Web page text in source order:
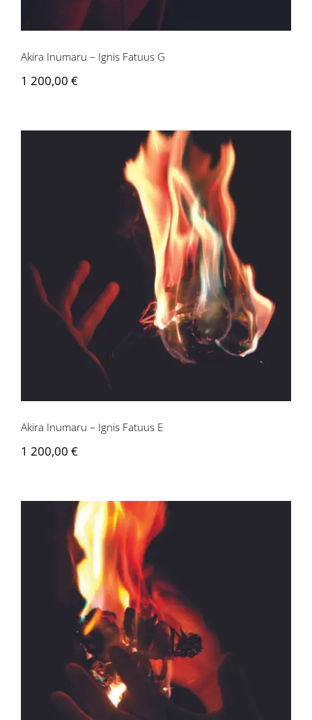
Akira Inumaru – Ignis Fatuus G
1 200,00 €
Akira Inumaru – Ignis Fatuus E
Akira Inumaru – Ignis Fatuus E
1 200,00 €
Akira Inumaru – Ignis Fatuus D